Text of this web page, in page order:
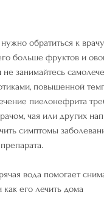
обратиться к
больше фруктов и
занимайтесь
повышенной
пиелонефрита
чая или других
симптомы
вода помогает
его лечить дома